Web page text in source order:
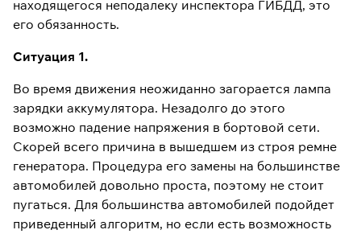
находящегося неподалеку инспектора ГИБДД, это
его обязанность.
Ситуация 1.
Во время движения неожиданно загорается лампа
зарядки аккумулятора. Незадолго до этого
возможно падение напряжения в бортовой сети.
Скорей всего причина в вышедшем из строя ремне
генератора. Процедура его замены на большинстве
автомобилей довольно проста, поэтому не стоит
пугаться. Для большинства автомобилей подойдет
приведенный алгоритм, но если есть возможность